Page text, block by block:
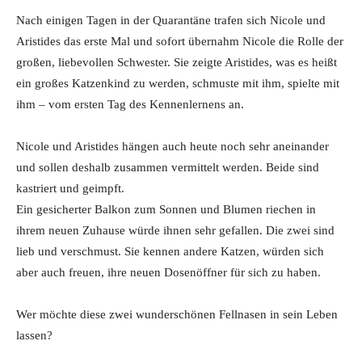
Nach einigen Tagen in der Quarantäne trafen sich Nicole und
Aristides das erste Mal und sofort übernahm Nicole die Rolle der
großen, liebevollen Schwester. Sie zeigte Aristides, was es heißt
ein großes Katzenkind zu werden, schmuste mit ihm, spielte mit
ihm – vom ersten Tag des Kennenlernens an.
Nicole und Aristides hängen auch heute noch sehr aneinander
und sollen deshalb zusammen vermittelt werden. Beide sind
kastriert und geimpft.
Ein gesicherter Balkon zum Sonnen und Blumen riechen in
ihrem neuen Zuhause würde ihnen sehr gefallen. Die zwei sind
lieb und verschmust. Sie kennen andere Katzen, würden sich
aber auch freuen, ihre neuen Dosenöffner für sich zu haben.
Wer möchte diese zwei wunderschönen Fellnasen in sein Leben
lassen?